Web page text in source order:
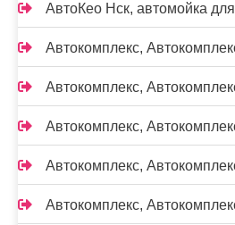
АвтоКео Нск, автомойка для
Автокомплекс,
Автокомплекс,
Автокомплекс,
Автокомплекс,
Автокомплекс,